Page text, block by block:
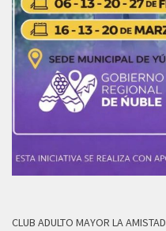
CLUB ADULTO MAYOR LA AMISTAD